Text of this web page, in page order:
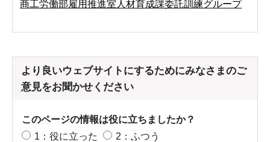
商工労働部雇用推進室人材育成課委託訓練グループ
より良いウェブサイトにするためにみなさまのご
意見をお聞かせください
このページの情報は役に立ちましたか？
1：役に立った
2：ふつう